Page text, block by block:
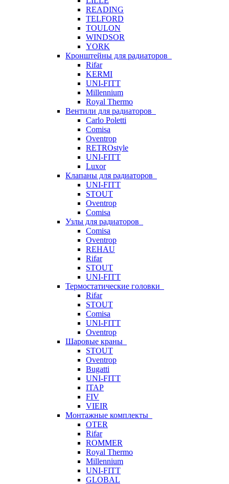
READING
TELFORD
TOULON
WINDSOR
YORK
Кронштейны для радиаторов
Rifar
KERMI
UNI-FITT
Millennium
Royal Thermo
Вентили для радиаторов
Carlo Poletti
Comisa
Oventrop
RETROstyle
UNI-FITT
Luxor
Клапаны для радиаторов
UNI-FITT
STOUT
Oventrop
Comisa
Узлы для радиаторов
Comisa
Oventrop
REHAU
Rifar
STOUT
UNI-FITT
Термостатические головки
Rifar
STOUT
Comisa
UNI-FITT
Oventrop
Шаровые краны
STOUT
Oventrop
Bugatti
UNI-FITT
ITAP
FIV
VIEIR
Монтажные комплекты
OTER
Rifar
ROMMER
Royal Thermo
Millennium
UNI-FITT
GLOBAL